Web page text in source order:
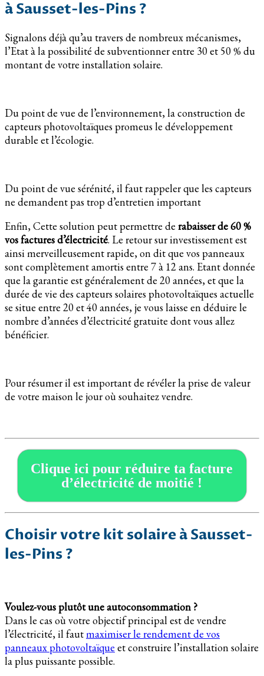
à Sausset-les-Pins ?
Signalons déjà qu’au travers de nombreux mécanismes,
l’Etat à la possibilité de subventionner entre 30 et 50 % du
montant de votre installation solaire.
Du point de vue de l’environnement, la construction de
capteurs photovoltaïques promeus le développement
durable et l’écologie.
Du point de vue sérénité, il faut rappeler que les capteurs
ne demandent pas trop d’entretien important
Enfin, Cette solution peut permettre de rabaisser de 60 %
vos factures d’électricité. Le retour sur investissement est
ainsi merveilleusement rapide, on dit que vos panneaux
sont complètement amortis entre 7 à 12 ans. Etant donnée
que la garantie est généralement de 20 années, et que la
durée de vie des capteurs solaires photovoltaïques actuelle
se situe entre 20 et 40 années, je vous laisse en déduire le
nombre d’années d’électricité gratuite dont vous allez
bénéficier.
Pour résumer il est important de révéler la prise de valeur
de votre maison le jour où souhaitez vendre.
Clique ici pour réduire ta facture
d’électricité de moitié !
Choisir votre kit solaire à Sausset-
les-Pins ?
Voulez-vous plutôt une autoconsommation ?
Dans le cas où votre objectif principal est de vendre
l’électricité, il fautmaximiser le rendement de vos
panneaux photovoltaïque et construire l’installation solaire
la plus puissante possible.